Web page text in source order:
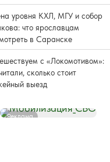
уровня КХЛ, МГУ и собор
что ярославцам
в Саранске
с «Локомотивом»:
сколько стоит
выезд
Реклама